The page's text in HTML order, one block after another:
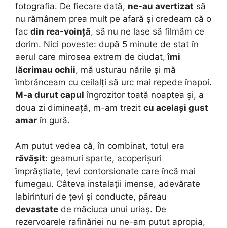
fotografia. De fiecare dată, ne-au avertizat să
nu rămânem prea mult pe afară și credeam că o
fac din rea-voință, să nu ne lase să filmăm ce
dorim. Nici poveste: după 5 minute de stat în
aerul care mirosea extrem de ciudat, îmi
lăcrimau ochii, mă usturau nările și mă
îmbrânceam cu ceilalți să urc mai repede înapoi.
M-a durut capul îngrozitor toată noaptea și, a
doua zi dimineață, m-am trezit cu același gust
amar în gură.
Am putut vedea că, în combinat, totul era
răvășit: geamuri sparte, acoperișuri
împrăștiate, țevi contorsionate care încă mai
fumegau. Câteva instalații imense, adevărate
labirinturi de țevi și conducte, păreau
devastate de măciuca unui uriaș. De
rezervoarele rafinăriei nu ne-am putut apropia,